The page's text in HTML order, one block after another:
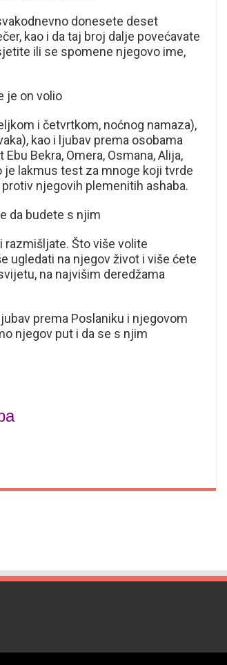
donesete deset
kao i da taj broj dalje povećavate
ili se spomene njegovo ime,
je on volio
i četvrtkom, noćnog namaza),
kao i ljubav prema osobama
Bekra, Omera, Osmana, Alija,
je lakmus test za mnoge koji tvrde
njegovih plemenitih ashaba.
da budete s njim
razmišljate. Što više volite
ugledati na njegov život i više ćete
na najvišim deredžama
prema Poslaniku i njegovom
njegov put i da se s njim